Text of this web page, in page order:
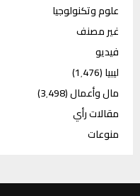
علوم وتكنولوجيا
غير مصنف
فيديو
ليبيا(1٬476)
مال وأعمال(3٬498)
مقالات رأي
منوعات